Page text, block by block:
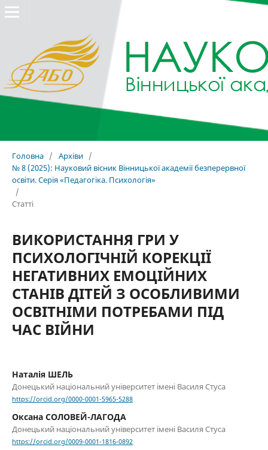
Головна / Архіви /
№ 8 (2025): Науковий вісник Вінницької академії безперервної
освіти. Серія «Педагогіка. Психологія»
/
Статті
ВИКОРИСТАННЯ ГРИ У
ПСИХОЛОГІЧНІЙ КОРЕКЦІЇ
НЕГАТИВНИХ ЕМОЦІЙНИХ
СТАНІВ ДІТЕЙ З ОСОБЛИВИМИ
ОСВІТНІМИ ПОТРЕБАМИ ПІД
ЧАС ВІЙНИ
Наталія ШЕЛЬ
Донецький національний університет імені Василя Стуса
https://orcid.org/0000-0001-5965-5288
Оксана СОЛОВЕЙ-ЛАГОДА
Донецький національний університет імені Василя Стуса
https://orcid.org/0009-0001-1816-0892